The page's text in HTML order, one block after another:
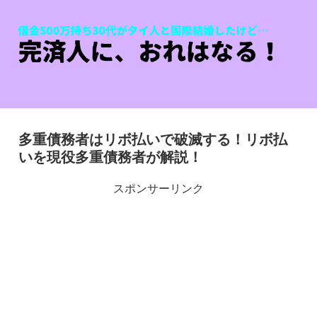
多重債務者はリボ払いで破滅する！リボ払
いを現役多重債務者が解説！
スポンサーリンク